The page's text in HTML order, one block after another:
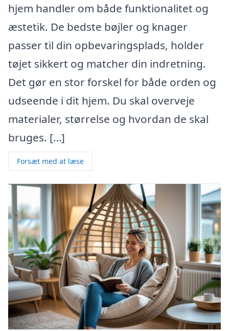
hjem handler om både funktionalitet og
æstetik. De bedste bøjler og knager
passer til din opbevaringsplads, holder
tøjet sikkert og matcher din indretning.
Det gør en stor forskel for både orden og
udseende i dit hjem. Du skal overveje
materialer, størrelse og hvordan de skal
bruges. […]
Forsæt med at læse